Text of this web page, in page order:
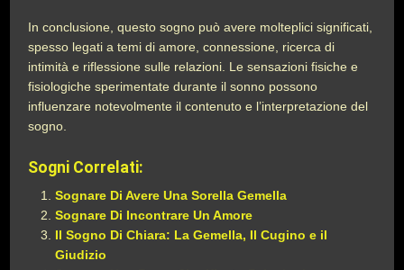
In conclusione, questo sogno può avere molteplici significati,
spesso legati a temi di amore, connessione, ricerca di
intimità e riflessione sulle relazioni. Le sensazioni fisiche e
fisiologiche sperimentate durante il sonno possono
influenzare notevolmente il contenuto e l’interpretazione del
sogno.
Sogni Correlati:
Sognare Di Avere Una Sorella Gemella
Sognare Di Incontrare Un Amore
Il Sogno Di Chiara: La Gemella, Il Cugino e il
Giudizio